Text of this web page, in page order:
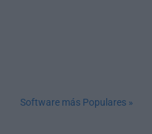
Software más Populares »